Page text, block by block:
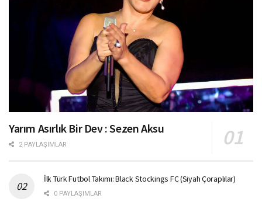
Yarım Asırlık Bir Dev : Sezen Aksu
2 PAYLAŞIMLAR
İlk Türk Futbol Takımı: Black Stockings FC (Siyah Çoraplılar)
0 PAYLAŞIMLAR